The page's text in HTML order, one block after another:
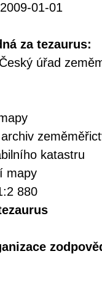
2009-01-01
za tezaurus:
Český úřad
katastru
mapy
880